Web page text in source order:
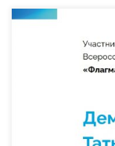
Команда
Всероссийском
дополнительного